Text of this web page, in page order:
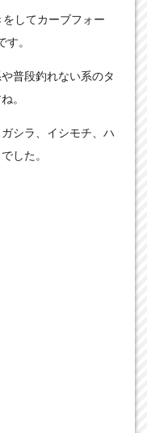
してカーブフォー
。
普段釣れない系のタ
。
シラ、イシモチ、ハ
した。